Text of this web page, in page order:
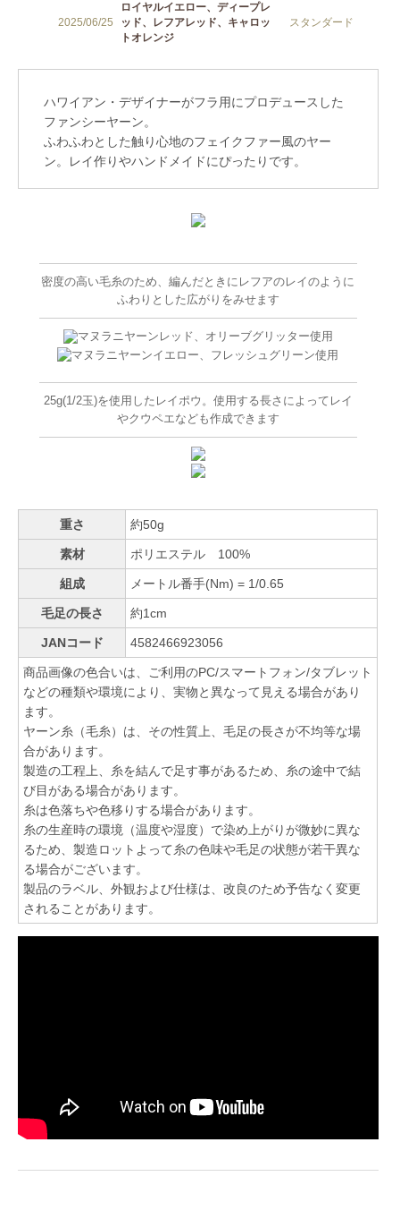
ハワイアン・デザイナーがフラ用にプロデュースした
ファンシーヤーン。
ふわふわとした触り心地のフェイクファー風のヤー
ン。レイ作りやハンドメイドにぴったりです。
密度の高い毛糸のため、編んだときにレフアのレイのように
ふわりとした広がりをみせます
マヌラニヤーンレッド、オリーブグリッター使用
マヌラニヤーンイエロー、フレッシュグリーン使用
25g(1/2玉)を使用したレイポウ。使用する長さによってレイ
やクウペエなども作成できます
重さ 約50g
素材 ポリエステル 100%
組成 メートル番手(Nm) = 1/0.65
毛足の長さ 約1cm
JANコード 4582466923056
商品画像の色合いは、ご利用のPC/スマートフォン/タブレット
などの種類や環境により、実物と異なって見える場合があり
ます。
ヤーン糸（毛糸）は、その性質上、毛足の長さが不均等な場
合があります。
製造の工程上、糸を結んで足す事があるため、糸の途中で結
び目がある場合があります。
糸は色落ちや色移りする場合があります。
糸の生産時の環境（温度や湿度）で染め上がりが微妙に異な
るため、製造ロットよって糸の色味や毛足の状態が若干異な
る場合がございます。
製品のラベル、外観および仕様は、改良のため予告なく変更
されることがあります。